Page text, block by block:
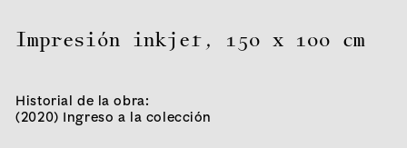
Impresión inkjet , 150 x 100 cm
Historial de la obra:
(2020) Ingreso a la colección